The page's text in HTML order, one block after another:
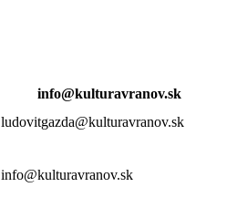
info@kulturavranov.sk
ludovitgazda@kulturavranov.sk
info@kulturavranov.sk